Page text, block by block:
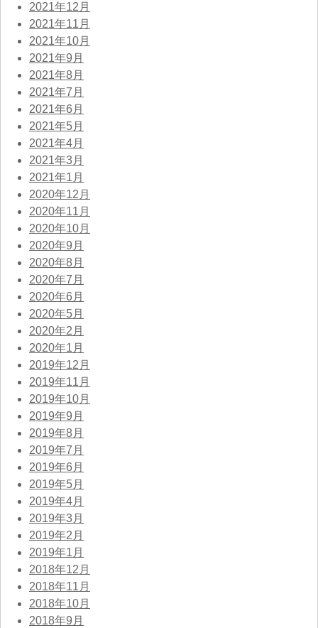
2021年12月
2021年11月
2021年10月
2021年9月
2021年8月
2021年7月
2021年6月
2021年5月
2021年4月
2021年3月
2021年1月
2020年12月
2020年11月
2020年10月
2020年9月
2020年8月
2020年7月
2020年6月
2020年5月
2020年2月
2020年1月
2019年12月
2019年11月
2019年10月
2019年9月
2019年8月
2019年7月
2019年6月
2019年5月
2019年4月
2019年3月
2019年2月
2019年1月
2018年12月
2018年11月
2018年10月
2018年9月